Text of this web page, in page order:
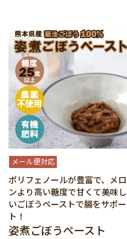
メール便対応
ポリフェノールが豊富で、メロ
ンより高い糖度で甘くて美味し
いごぼうペーストで腸をサポー
ト！
姿煮ごぼうペースト